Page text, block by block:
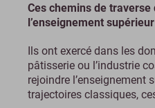
Ces chemins de traverse
l’enseignement supérieur
Ils ont exercé dans les
pâtisserie ou l’industrie
rejoindre l’enseignement
trajectoires classiques,